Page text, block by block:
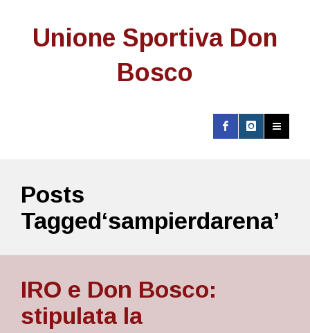
Unione Sportiva Don
Bosco
Posts
Tagged‘sampierdarena’
IRO e Don Bosco:
stipulata la